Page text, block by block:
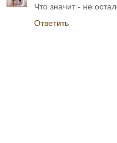
Что значит - не
Ответить